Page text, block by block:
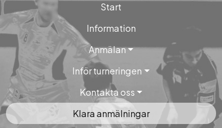
Start
Information
Anmälan
Inför turneringen
Kontakta oss
Klara anmälningar